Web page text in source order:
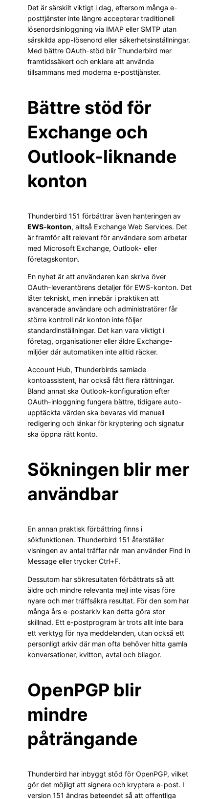
Det är särskilt viktigt i dag, eftersom många e-
posttjänster inte längre accepterar traditionell
lösenordsinloggning via IMAP eller SMTP utan
särskilda app-lösenord eller säkerhetsinställningar.
Med bättre OAuth-stöd blir Thunderbird mer
framtidssäkert och enklare att använda
tillsammans med moderna e-posttjänster.
Bättre stöd för
Exchange och
Outlook-liknande
konton
Thunderbird 151 förbättrar även hanteringen av
EWS-konton, alltså Exchange Web Services. Det
är framför allt relevant för användare som arbetar
med Microsoft Exchange, Outlook- eller
företagskonton.
En nyhet är att användaren kan skriva över
OAuth-leverantörens detaljer för EWS-konton. Det
låter tekniskt, men innebär i praktiken att
avancerade användare och administratörer får
större kontroll när konton inte följer
standardinställningar. Det kan vara viktigt i
företag, organisationer eller äldre Exchange-
miljöer där automatiken inte alltid räcker.
Account Hub, Thunderbirds samlade
kontoassistent, har också fått flera rättningar.
Bland annat ska Outlook-konfiguration efter
OAuth-inloggning fungera bättre, tidigare auto-
upptäckta värden ska bevaras vid manuell
redigering och länkar för kryptering och signatur
ska öppna rätt konto.
Sökningen blir mer
användbar
En annan praktisk förbättring finns i
sökfunktionen. Thunderbird 151 återställer
visningen av antal träffar när man använder Find in
Message eller trycker Ctrl+F.
Dessutom har sökresultaten förbättrats så att
äldre och mindre relevanta mejl inte visas före
nyare och mer träffsäkra resultat. För den som har
många års e-postarkiv kan detta göra stor
skillnad. Ett e-postprogram är trots allt inte bara
ett verktyg för nya meddelanden, utan också ett
personligt arkiv där man ofta behöver hitta gamla
konversationer, kvitton, avtal och bilagor.
OpenPGP blir
mindre
påträngande
Thunderbird har inbyggt stöd för OpenPGP, vilket
gör det möjligt att signera och kryptera e-post. I
version 151 ändras beteendet så att offentliga